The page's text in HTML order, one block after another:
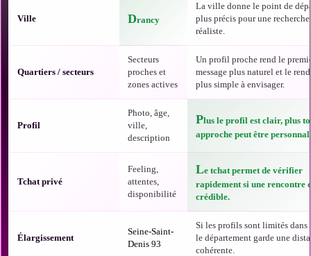
Ville Drancy
La ville donne le point de
plus précis pour une
réaliste.
Quartiers / secteurs
Secteurs
proches et
zones actives
Un profil proche rend le
message plus naturel et le
plus simple à envisager.
Profil
Photo, âge,
ville,
description
Plus le profil est clair, plus
approche peut être
Tchat privé
Feeling,
attentes,
disponibilité
Le tchat permet de vérifier
rapidement si une rencontre
crédible.
Élargissement
Seine-Saint-
Denis 93
Si les profils sont limités dans
le département garde une
cohérente.